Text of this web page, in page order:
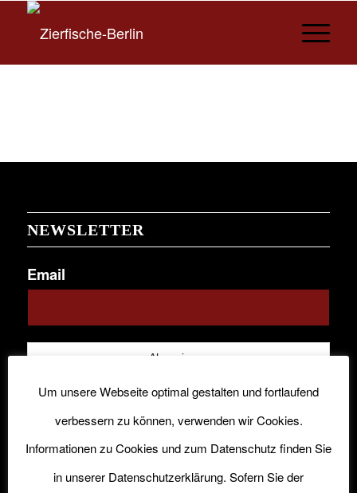
NEWSLETTER
Email
SERVICE
Um unsere Webseite optimal gestalten und fortlaufend
verbessern zu können, verwenden wir Cookies.
Informationen zu Cookies und zum Datenschutz finden Sie
in unserer Datenschutzerklärung. Sofern Sie der